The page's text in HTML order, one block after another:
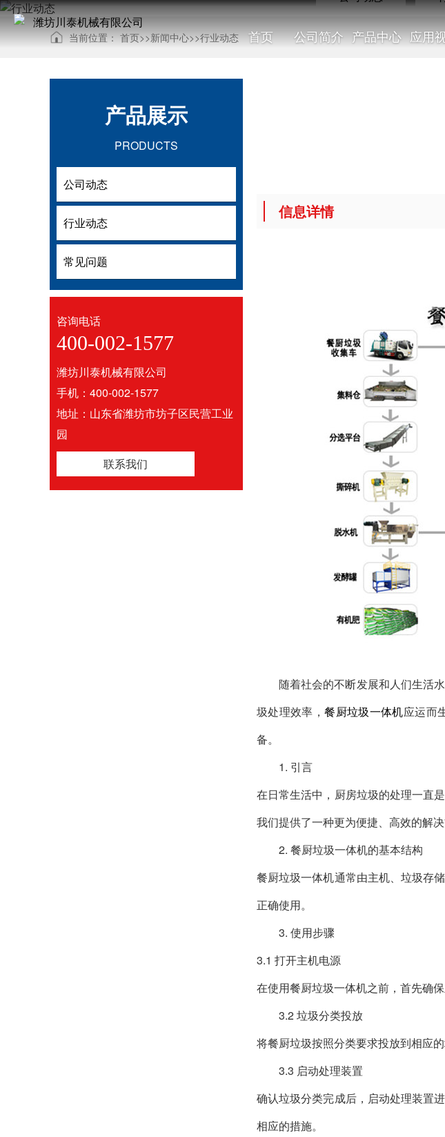
首页 公司简介 产品中心 应用
当前位置：首页>>新闻中心>>行业动态
产品展示
PRODUCTS
公司动态
行业动态 行业动态
常见问题
咨询电话
400-002-1577
潍坊川泰机械有限公司
手机：400-002-1577
地址：山东省潍坊市坊子区民营工业
园
联系我们
信息详情
随着社会的不断发展和人们生活
圾处理效率，餐厨垃圾一体机应运而
备。
1. 引言
在日常生活中，厨房垃圾的处理一直
我们提供了一种更为便捷、高效的解决
2. 餐厨垃圾一体机的基本结构
餐厨垃圾一体机通常由主机、垃圾存
正确使用。
3. 使用步骤
3.1 打开主机电源
在使用餐厨垃圾一体机之前，首先确
3.2 垃圾分类投放
将餐厨垃圾按照分类要求投放到相应
3.3 启动处理装置
确认垃圾分类完成后，启动处理装置
相应的措施。